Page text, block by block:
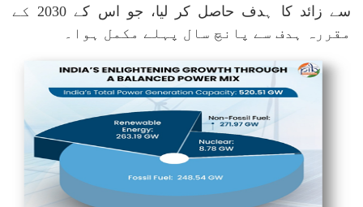
سے زائد کا ہدف حاصل کر لیا، جو اس کے 2030 کے
مقررہ ہدف سے پانچ سال پہلے مکمل ہوا۔